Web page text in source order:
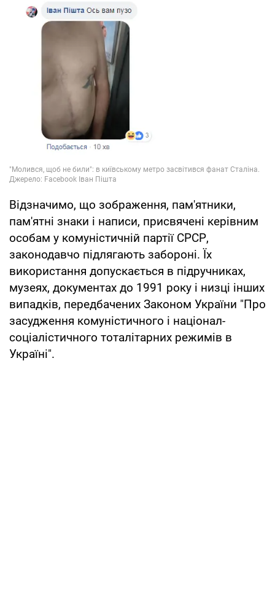
Відзначимо, що зображення, пам'ятники,
пам'ятні знаки і написи, присвячені керівним
особам у комуністичній партії СРСР,
законодавчо підлягають забороні. Їх
використання допускається в підручниках,
музеях, документах до 1991 року і низці інших
випадків, передбачених Законом України "Про
засудження комуністичного і націонал-
соціалістичного тоталітарних режимів в
Україні".